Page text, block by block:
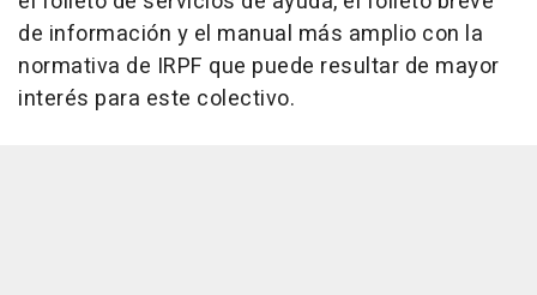
de información y el manual más amplio con la
normativa de IRPF que puede resultar de mayor
interés para este colectivo.